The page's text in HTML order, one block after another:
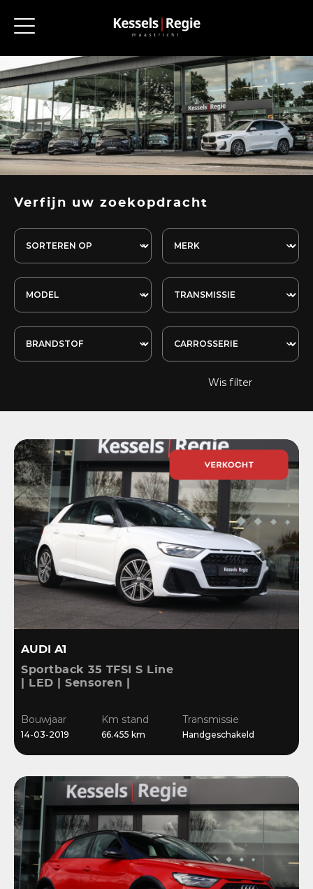
Verfijn uw zoekopdracht
Wis filter
AUDI A1
Sportback 35 TFSI S Line
| LED | Sensoren |
Bouwjaar
14-03-2019
Km stand
66.455 km
Transmissie
Handgeschakeld